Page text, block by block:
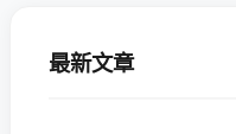
最新文章